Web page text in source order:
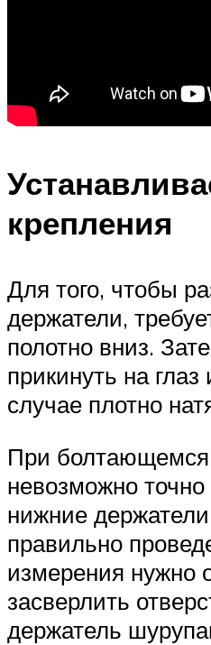
крепления
Для того, чтобы
держатели,
полотно вниз.
прикинуть на
случае плотно
При болтающемся
невозможно
нижние
правильно
измерения нужно
засверлить
держатель